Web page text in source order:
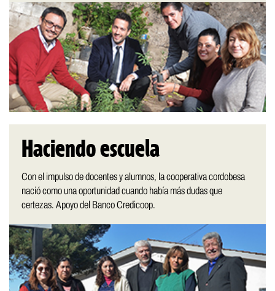
Haciendo escuela
Con el impulso de docentes y alumnos, la cooperativa cordobesa
nació como una oportunidad cuando había más dudas que
certezas. Apoyo del Banco Credicoop.